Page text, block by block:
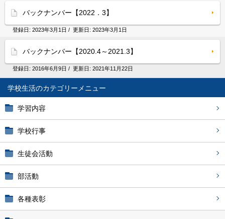
学校生活
学習内容
学校行事
生徒会活動
部活動
各種表彰
バックナンバー【2022．3】
登録日: 2023年3月1日 / 更新日: 2023年3月1日
バックナンバー【2020.4～2021.3】
登録日: 2016年6月9日 / 更新日: 2021年11月22日